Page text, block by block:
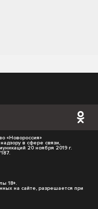
«Новороссия»
в сфере связи,
20 ноября 2019 г.
18+.
на сайте, разрешается при